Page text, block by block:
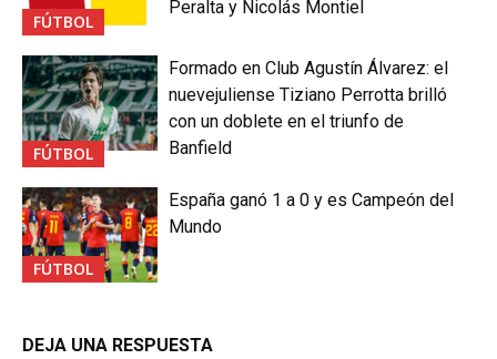
FÚTBOL
Peralta y Nicolás Montiel
FÚTBOL
Formado en Club Agustín Álvarez: el
nuevejuliense Tiziano Perrotta brilló
con un doblete en el triunfo de
Banfield
FÚTBOL
España ganó 1 a 0 y es Campeón del
Mundo
DEJA UNA RESPUESTA